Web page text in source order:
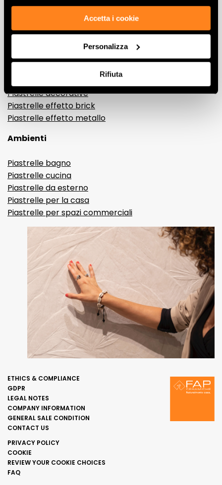
Accetta i cookie
Personalizza
Rifiuta
Effetti
Gres porcellanato effetto marmo
Gres porcellanato effetto legno
Gres porcellanato effetto pietra
Piastrelle decorative
Piastrelle effetto brick
Piastrelle effetto metallo
Ambienti
Piastrelle bagno
Piastrelle cucina
Piastrelle da esterno
Piastrelle per la casa
Piastrelle per spazi commerciali
ETHICS & COMPLIANCE
GDPR
LEGAL NOTES
COMPANY INFORMATION
GENERAL SALE CONDITION
CONTACT US
PRIVACY POLICY
COOKIE
REVIEW YOUR COOKIE CHOICES
FAQ